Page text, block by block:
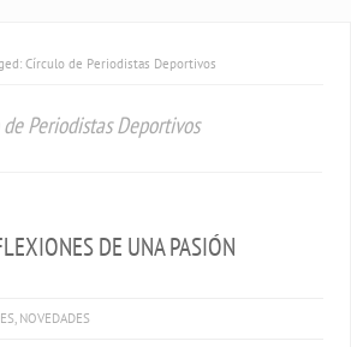
Círculo de Periodistas Deportivos
Periodistas Deportivos
DE UNA PASIÓN
, NOVEDADES